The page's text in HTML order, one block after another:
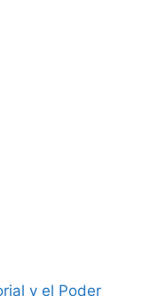
y el Poder